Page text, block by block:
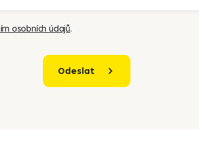
osobních údajů.
Odeslat